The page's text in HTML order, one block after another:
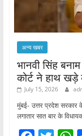
अन्य खबर
भानवी सिंह
कोर्ट ने हाथ खड़े
July 15, 2026
मुंबई- उत्तर प्रदेश सरकार
लगातार सात बार के